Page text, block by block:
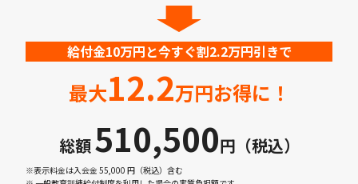
給付金10万円と今すぐ割2.2万円引きで
最大12.2万円お得に！
総額510,500円（税込）
※表示料金は入会金 55,000 円（税込）含む